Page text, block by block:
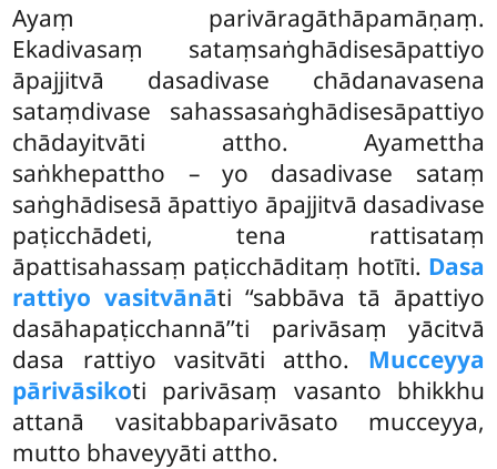
Ayaṃ parivāragāthāpamāṇaṃ.
Ekadivasaṃ sataṃsaṅghādisesāpattiyo
āpajjitvā dasadivase chādanavasena
sataṃdivase sahassasaṅghādisesāpattiyo
chādayitvāti attho. Ayamettha
saṅkhepattho – yo dasadivase sataṃ
saṅghādisesā āpattiyo āpajjitvā dasadivase
paṭicchādeti, tena rattisataṃ
āpattisahassaṃ paṭicchāditaṃ hotīti. Dasa
rattiyo vasitvānāti ‘‘sabbāva tā āpattiyo
dasāhapaṭicchannā’’ti parivāsaṃ yācitvā
dasa rattiyo vasitvāti attho. Mucceyya
pārivāsikoti parivāsaṃ vasanto bhikkhu
attanā vasitabbaparivāsato mucceyya,
mutto bhaveyyāti attho.